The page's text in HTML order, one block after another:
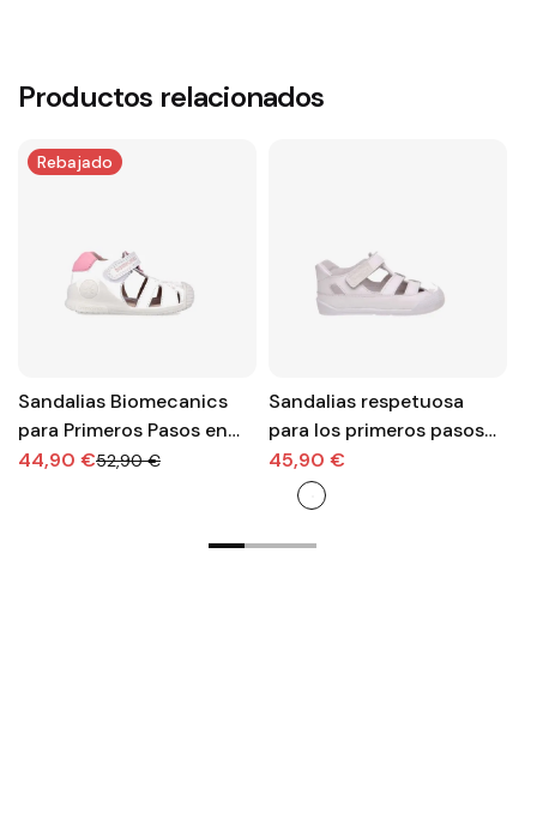
Productos relacionados
Rebajado
Sandalias Biomecanics
para Primeros Pasos en
color blanco
44,90 €52,90 €
Sandalias respetuosa
para los primeros pasos
de blanditos en blanca
45,90 €